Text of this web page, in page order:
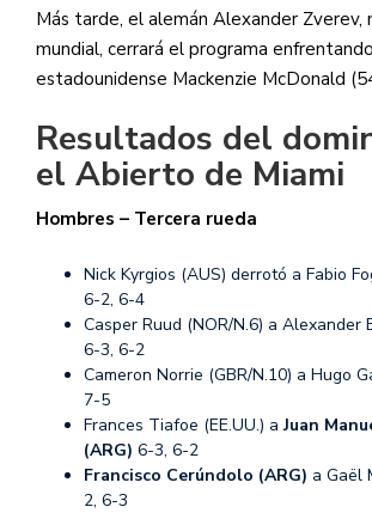
Más tarde, el alemán Alexander Zverev,
mundial, cerrará el programa
estadounidense Mackenzie McDonald
Resultados del
el Abierto de Miami
Hombres – Tercera rueda
Nick Kyrgios (AUS) derrotó a Fabio
6-2, 6-4
Casper Ruud (NOR/N.6) a Alexander
6-3, 6-2
Cameron Norrie (GBR/N.10) a Hugo
7-5
Frances Tiafoe (EE.UU.) aJuan
(ARG) 6-3, 6-2
Francisco Cerúndolo (ARG) a Gaël
2, 6-3